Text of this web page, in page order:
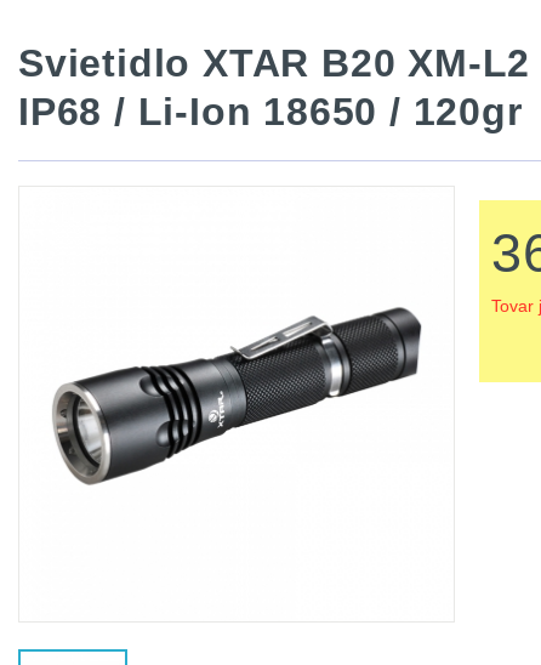
Svietidlo XTAR B20 XM-
IP68 / Li-Ion 18650 / 120gr
Tovar